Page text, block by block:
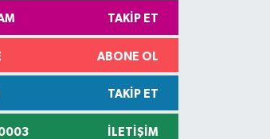
TAKIP ET
ABONE OL
TAKIP ET
İLETIŞIM